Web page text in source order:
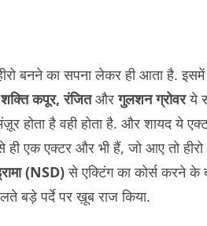
बनने का सपना लेकर ही आता है.
कपूर, रंजितऔरगुलशन ग्रोवरये
होता है वही होता है. और शायद ये
ही एक एक्टर और भी हैं, जो आए तो
(NSD)से एक्टिंग का कोर्स करने
बड़े पर्दे पर ख़ूब राज किया.